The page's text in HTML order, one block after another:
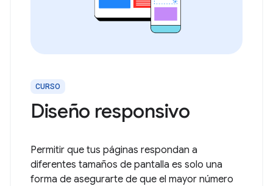
CURSO
Diseño responsivo
Permitir que tus páginas respondan a
diferentes tamaños de pantalla es solo una
forma de asegurarte de que el mayor número